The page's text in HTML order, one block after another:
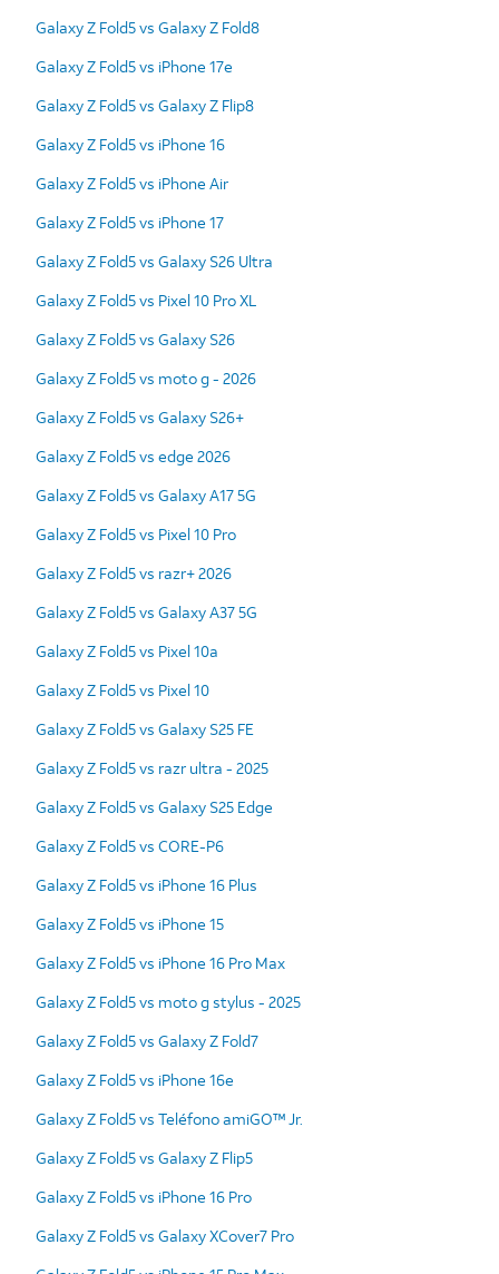
Galaxy Z Fold5 vs Galaxy Z Fold8
Galaxy Z Fold5 vs iPhone 17e
Galaxy Z Fold5 vs Galaxy Z Flip8
Galaxy Z Fold5 vs iPhone 16
Galaxy Z Fold5 vs iPhone Air
Galaxy Z Fold5 vs iPhone 17
Galaxy Z Fold5 vs Galaxy S26 Ultra
Galaxy Z Fold5 vs Pixel 10 Pro XL
Galaxy Z Fold5 vs Galaxy S26
Galaxy Z Fold5 vs moto g - 2026
Galaxy Z Fold5 vs Galaxy S26+
Galaxy Z Fold5 vs edge 2026
Galaxy Z Fold5 vs Galaxy A17 5G
Galaxy Z Fold5 vs Pixel 10 Pro
Galaxy Z Fold5 vs razr+ 2026
Galaxy Z Fold5 vs Galaxy A37 5G
Galaxy Z Fold5 vs Pixel 10a
Galaxy Z Fold5 vs Pixel 10
Galaxy Z Fold5 vs Galaxy S25 FE
Galaxy Z Fold5 vs razr ultra - 2025
Galaxy Z Fold5 vs Galaxy S25 Edge
Galaxy Z Fold5 vs CORE-P6
Galaxy Z Fold5 vs iPhone 16 Plus
Galaxy Z Fold5 vs iPhone 15
Galaxy Z Fold5 vs iPhone 16 Pro Max
Galaxy Z Fold5 vs moto g stylus - 2025
Galaxy Z Fold5 vs Galaxy Z Fold7
Galaxy Z Fold5 vs iPhone 16e
Galaxy Z Fold5 vs Teléfono amiGO™ Jr.
Galaxy Z Fold5 vs Galaxy Z Flip5
Galaxy Z Fold5 vs iPhone 16 Pro
Galaxy Z Fold5 vs Galaxy XCover7 Pro